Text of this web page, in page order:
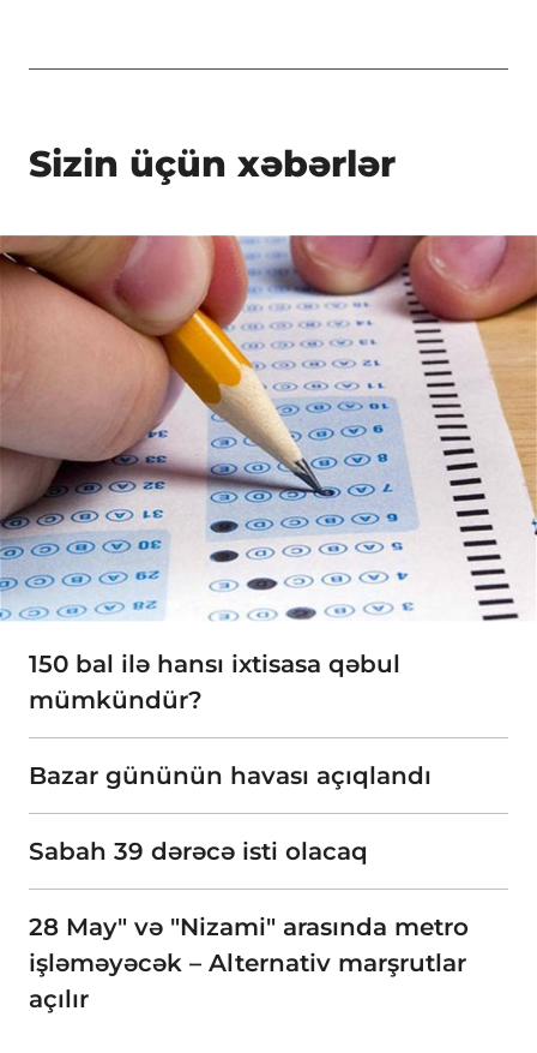
Sizin üçün xəbərlər
150 bal ilə hansı ixtisasa qəbul
mümkündür?
Bazar gününün havası açıqlandı
Sabah 39 dərəcə isti olacaq
28 May" və "Nizami" arasında metro
işləməyəcək – Alternativ marşrutlar
açılır